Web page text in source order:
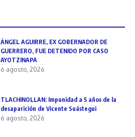
ÁNGEL AGUIRRE, EX GOBERNADOR DE
GUERRERO, FUE DETENIDO POR CASO
AYOTZINAPA
6 agosto, 2026
TLACHINOLLAN: Impunidad a 5 años de la
desaparición de Vicente Suástegui
6 agosto, 2026